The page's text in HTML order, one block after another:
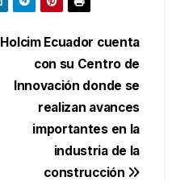
Holcim Ecuador cuenta
con su Centro de
Innovación donde se
realizan avances
importantes en la
industria de la
construcción